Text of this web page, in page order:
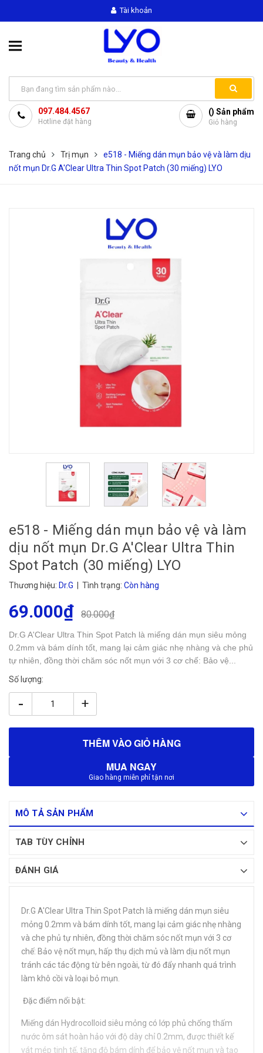
Tài khoản
097.484.4567
Hotline đặt hàng
() Sản phẩm
Giỏ hàng
Trang chủ Trị mụn
e518 - Miếng dán mụn bảo vệ và làm dịu
nốt mụn Dr.G A'Clear Ultra Thin Spot Patch (30 miếng) LYO
e518 - Miếng dán mụn bảo vệ và làm
dịu nốt mụn Dr.G A'Clear Ultra Thin
Spot Patch (30 miếng) LYO
Thương hiệu: Dr.G | Tình trạng: Còn hàng
69.000₫ 80.000₫
Dr.G A'Clear Ultra Thin Spot Patch là miếng dán mụn siêu mỏng
0.2mm và bám dính tốt, mang lại cảm giác nhẹ nhàng và che phủ
tự nhiên, đồng thời chăm sóc nốt mụn với 3 cơ chế: Bảo vệ...
Số lượng:
- +
THÊM VÀO GIỎ HÀNG
MUA NGAY
Giao hàng miễn phí tận nơi
MÔ TẢ SẢN PHẨM
TAB TÙY CHỈNH
ĐÁNH GIÁ
Dr.G A'Clear Ultra Thin Spot Patch là miếng dán mụn siêu
mỏng 0.2mm và bám dính tốt, mang lại cảm giác nhẹ nhàng
và che phủ tự nhiên, đồng thời chăm sóc nốt mụn với 3 cơ
chế: Bảo vệ nốt mụn, hấp thụ dịch mủ và làm dịu nốt mụn
tránh các tác động từ bên ngoài, từ đó đẩy nhanh quá trình
làm khô cồi và loại bỏ mụn.
️ Đặc điểm nổi bật:
Miếng dán Hydrocolloid siêu mỏng có lớp phủ chống thấm
nước ôm sát hoàn hảo với độ dày chỉ 0.2mm, được thiết kế
vát mép tinh tế, tăng độ bám dính để bảo vệ nốt mụn và tạo